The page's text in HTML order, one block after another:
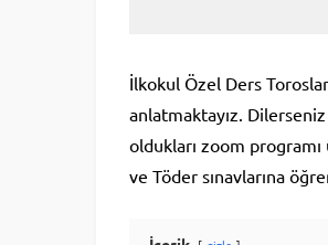
İlkokul Özel Ders
anlatmaktayız.
oldukları zoom
ve Töder sınavlarına